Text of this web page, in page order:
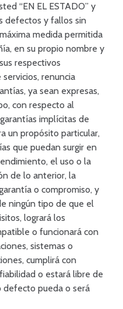
“EN EL ESTADO” y
defectos y fallos sin
medida permitida
en su propio nombre y
respectivos
renuncia
ya sean expresas,
con respecto al
implícitas de
un propósito particular,
que puedan surgir en
el uso o la
de lo anterior, la
o compromiso, y
ningún tipo de que el
logrará los
o funcionará con
sistemas o
cumplirá con
o estará libre de
defecto pueda o será